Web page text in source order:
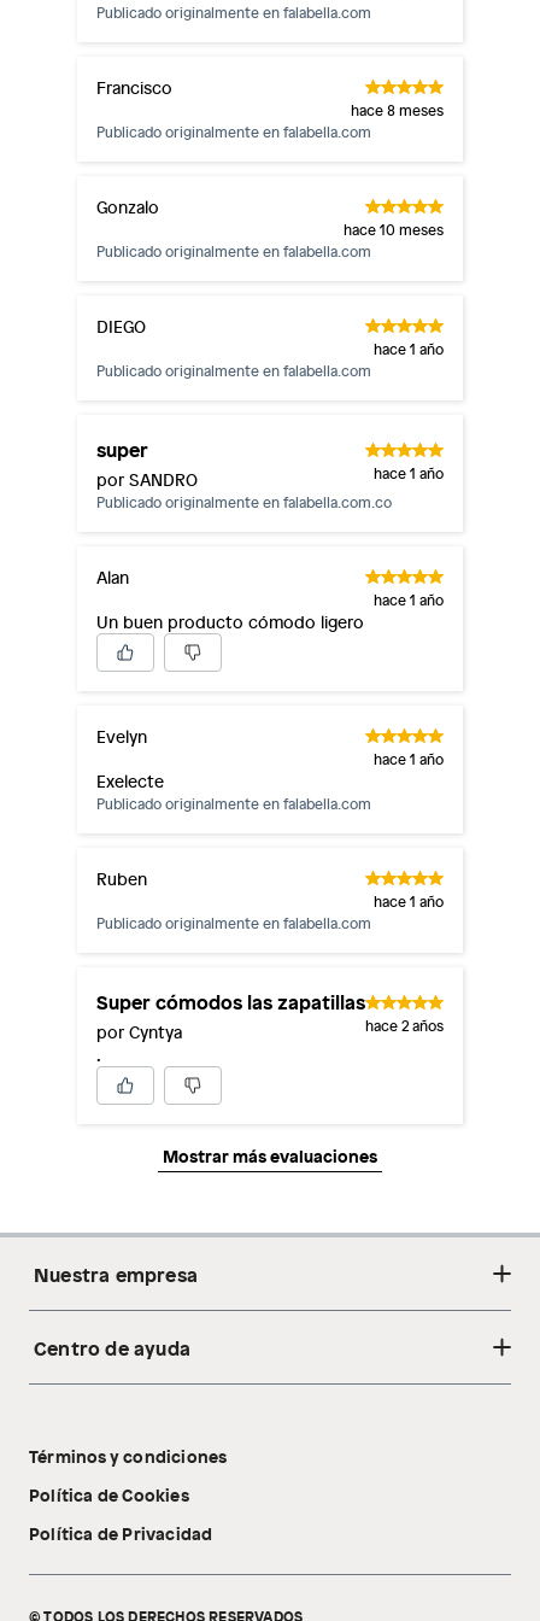
medicamentos, suplementos alimenticios, vitaminas.
Productos digitales (descarga inmediata).
Alimentos, bebidas, fórmulas y leches para bebés.
Productos que hayan sido previamente instalados.
Baterías de auto.
Publicado originalmente enfalabella.com
Francisco
hace 8 meses
Publicado originalmente enfalabella.com
Gonzalo
hace 10 meses
Publicado originalmente enfalabella.com
DIEGO
hace 1 año
Publicado originalmente enfalabella.com
super
por SANDRO
hace 1 año
Publicado originalmente enfalabella.com.co
Alan
hace 1 año
Un buen producto cómodo ligero
Evelyn
hace 1 año
Exelecte
Publicado originalmente enfalabella.com
Ruben
hace 1 año
Publicado originalmente enfalabella.com
Super cómodos las zapatillas
por Cyntya hace 2 años
.
Mostrar más evaluaciones
Nuestra empresa
Acerca de nosotros
Tecnología Pillow Walk
Centro de ayuda
Libro de reclamaciones
Términos y condiciones
Política de Cookies
Política de Privacidad
© TODOS LOS DERECHOS RESERVADOS